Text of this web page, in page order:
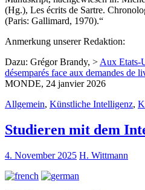
(Hg.), Les écrits de Sartre.
(Paris: Gallimard, 1970).“
Anmerkung unserer Redaktion:
Dazu: Grégor Brandy, > Aux Etats-
désemparés face aux demandes de
MONDE, 24 janvier 2026
Allgemein, Künstliche Intelligenz,
Studieren mit dem
4. November 2025 H. Wittmann